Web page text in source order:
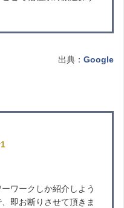
出典： Google
ワークしか紹介しよう
即お断りさせて頂きま